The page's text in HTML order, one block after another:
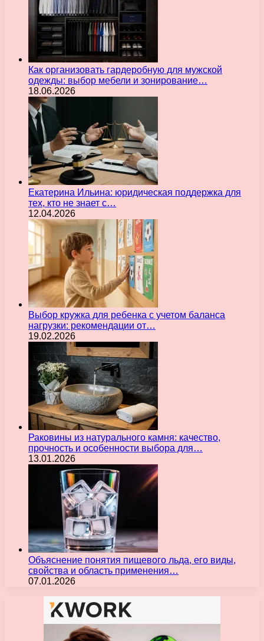
Как организовать гардеробную для мужской
одежды: выбор мебели и зонирование…
18.06.2026
Екатерина Ильина: юридическая поддержка для
тех, кто не знает с…
12.04.2026
Выбор кружка для ребенка с учетом баланса
нагрузки: рекомендации от…
19.02.2026
Раковины из натурального камня: качество,
прочность и особенности выбора для…
13.01.2026
Объяснение понятия пищевого льда, его виды,
свойства и область применения…
07.01.2026